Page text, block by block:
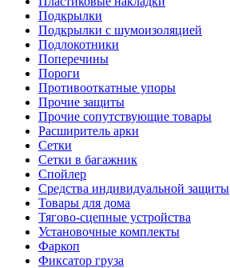
Подкрылки
Подкрылки с шумоизоляцией
Подлокотники
Поперечины
Пороги
Противооткатные упоры
Прочие защиты
Прочие сопутствующие товары
Расширитель арки
Сетки
Сетки в багажник
Спойлер
Средства индивидуальной защиты
Товары для дома
Тягово-сцепные устройства
Установочные комплекты
Фаркоп
Фиксатор груза